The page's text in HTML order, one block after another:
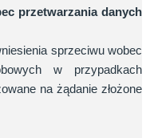
przetwarzania danych
sprzeciwu wobec
w przypadkach
na żądanie złożone